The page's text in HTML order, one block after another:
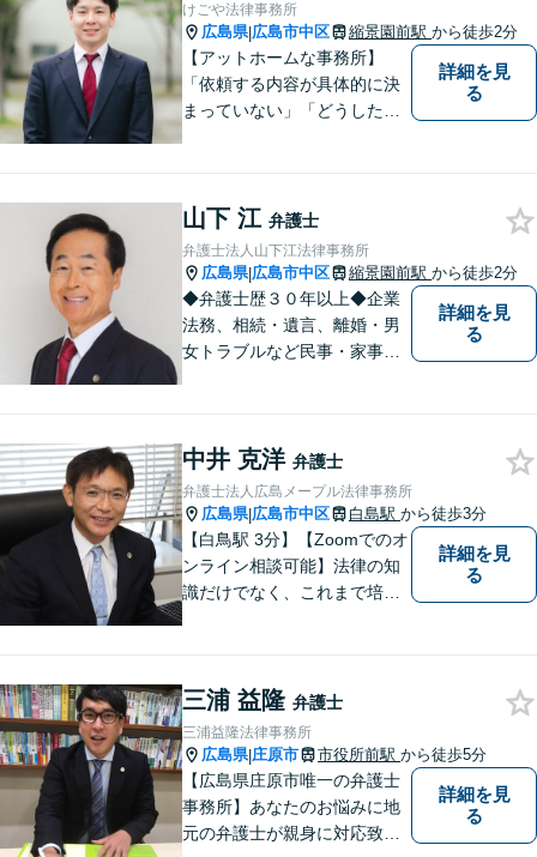
けごや法律事務所
広島県|広島市中区 縮景園前駅 から徒歩2分
【アットホームな事務所】
「依頼する内容が具体的に決
まっていない」「どうしたら
件、借金問題、消費者被害を
取り扱っております。
詳細を見
る
山下 江 弁護士
弁護士法人山下江法律事務所
広島県|広島市中区 縮景園前駅 から徒歩2分
◆弁護士歴３０年以上◆企業
法務、相続・遺言、離婚・男
女トラブルなど民事・家事事
電話／オンライン相談可◆相
談実績39,000件以上（事務所
総数）
詳細を見
る
中井 克洋 弁護士
弁護士法人広島メープル法律事務所
広島県|広島市中区 白島駅 から徒歩3分
【白鳥駅 3分】【Zoomでのオ
ンライン相談可能】法律の知
識だけでなく、これまで培っ
ってまいります。 ぜひご相談
ください。
詳細を見
る
三浦 益隆 弁護士
三浦益隆法律事務所
広島県|庄原市 市役所前駅 から徒歩5分
【広島県庄原市唯一の弁護士
事務所】あなたのお悩みに地
元の弁護士が親身に対応致し
詳細を見
る